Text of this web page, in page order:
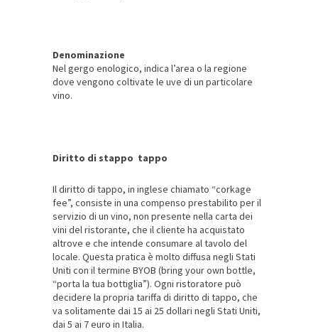
Denominazione
Nel gergo enologico, indica l’area o la regione
dove vengono coltivate le uve di un particolare
vino.
Diritto di stappo tappo
Il diritto di tappo, in inglese chiamato “corkage
fee”, consiste in una compenso prestabilito per il
servizio di un vino, non presente nella carta dei
vini del ristorante, che il cliente ha acquistato
altrove e che intende consumare al tavolo del
locale. Questa pratica è molto diffusa negli Stati
Uniti con il termine BYOB (bring your own bottle,
“porta la tua bottiglia”). Ogni ristoratore può
decidere la propria tariffa di diritto di tappo, che
va solitamente dai 15 ai 25 dollari negli Stati Uniti,
dai 5 ai 7 euro in Italia.